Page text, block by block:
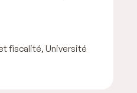
fiscalité, Université